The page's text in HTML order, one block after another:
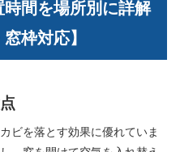
間を場所別に詳解
枠対応】
ビを落とす効果に優れていま